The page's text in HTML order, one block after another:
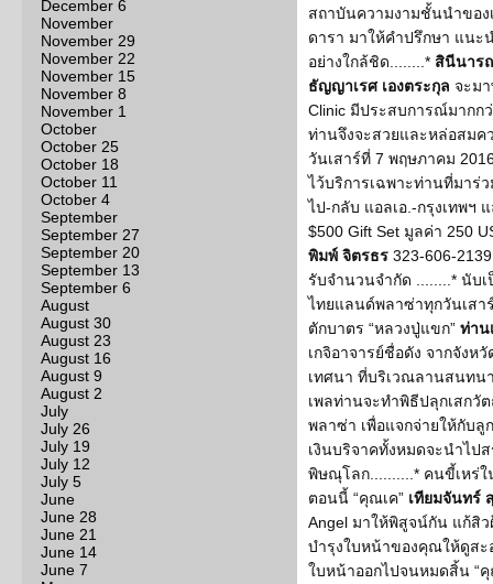
December 6
November
November 29
November 22
November 15
November 8
November 1
October
October 25
October 18
October 11
October 4
September
September 27
September 20
September 13
September 6
August
August 30
August 23
August 16
August 9
August 2
July
July 26
July 19
July 12
July 5
June
June 28
June 21
June 14
June 7
สถาบันความงามชั้นนำขอ
ดารา มาให้คำปรึกษา แนะ
อย่างใกล้ชิด........* สินีนาร
ธัญญาเรศ เองตระกุล จะม
Clinic มีประสบการณ์มากก
ท่านจึงจะสวยและหล่อสม
วันเสาร์ที่ 7 พฤษภาคม
ไว้บริการเฉพาะท่านที่มาร่
ไป-กลับ แอลเอ.-กรุงเทพฯ
$500 Gift Set มูลค่า 250
พิมพ์ จิตรธร 323-606-
รับจำนวนจำกัด ........* นั
ไทยแลนด์พลาซ่าทุกวันเสา
ตักบาตร “หลวงปู่แขก” ท่าน
เกจิอาจารย์ชื่อดัง จากจัง
เทศนา ที่บริเวณลานสนทน
เพลท่านจะทำพิธีปลุกเสกวั
พลาซ่า เพื่อแจกจ่ายให้กับ
เงินบริจาคทั้งหมดจะนำไป
พิษณุโลก..........* คนขี้เหร่
ตอนนี้ “คุณเค” เทียมจันทร์
Angel มาให้พิสูจน์กัน แก้สิ
บำรุงใบหน้าของคุณให้ดูส
ใบหน้าออกไปจนหมดสิ้น “